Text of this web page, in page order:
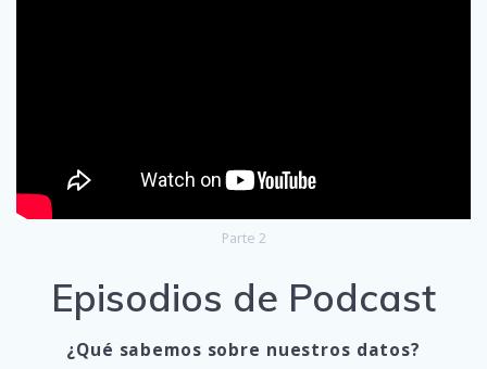
Parte 2
Episodios de Podcast
¿Qué sabemos sobre nuestros datos?